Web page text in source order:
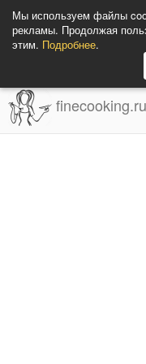
Мы используем файлы
рекламы. Продолжая
этим. Подробнее.
finecooking.ru